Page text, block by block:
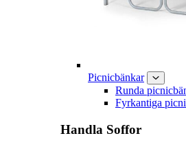
Picnicbänkar
Runda
Fyrkantiga
Handla Soffor